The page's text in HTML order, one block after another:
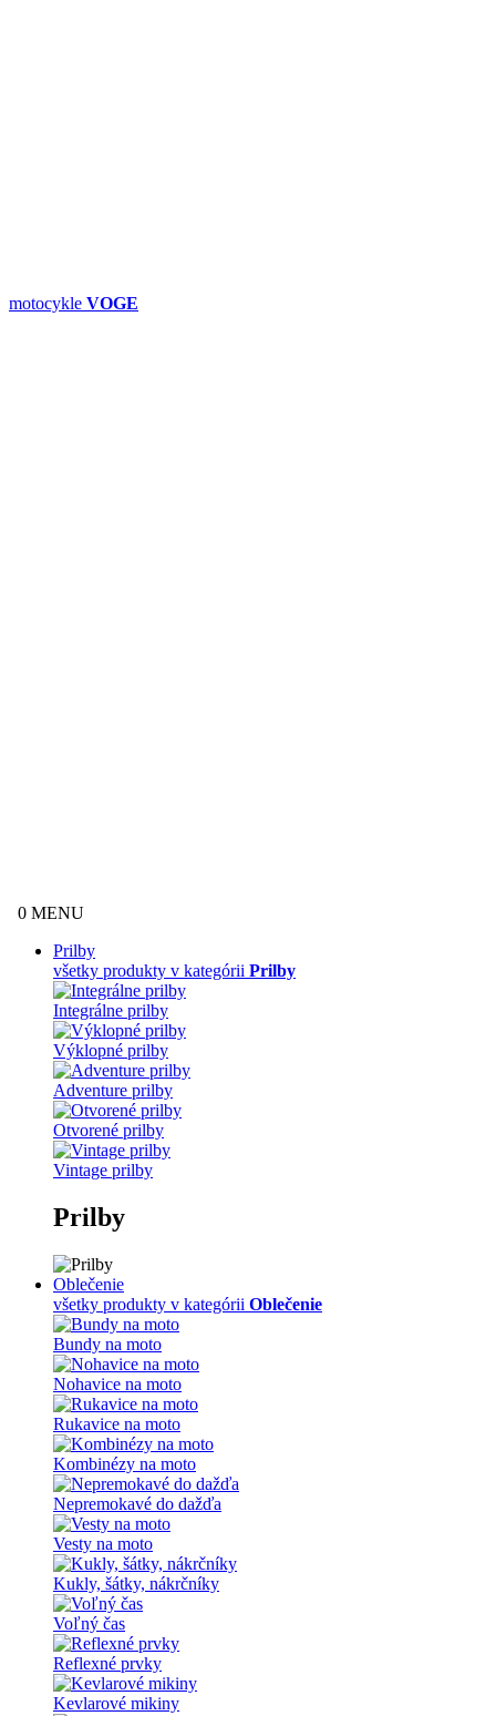
motocykle VOGE
0 MENU
Prilby
všetky produkty v kategórii Prilby
Integrálne prilby
Výklopné prilby
Adventure prilby
Otvorené prilby
Vintage prilby
Prilby
Oblečenie
všetky produkty v kategórii Oblečenie
Bundy na moto
Nohavice na moto
Rukavice na moto
Kombinézy na moto
Nepremokavé do dažďa
Vesty na moto
Kukly, šátky, nákrčníky
Voľný čas
Reflexné prvky
Kevlarové mikiny